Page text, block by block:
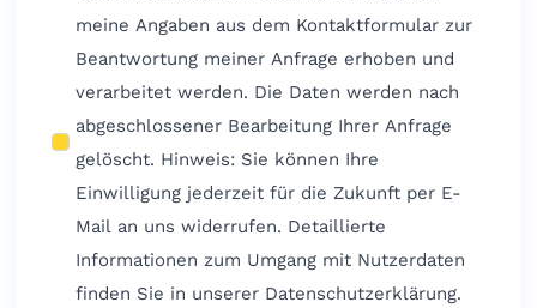
meine Angaben aus dem Kontaktformular zur
Beantwortung meiner Anfrage erhoben und
verarbeitet werden. Die Daten werden nach
abgeschlossener Bearbeitung Ihrer Anfrage
gelöscht. Hinweis: Sie können Ihre
Einwilligung jederzeit für die Zukunft per E-
Mail an uns widerrufen. Detaillierte
Informationen zum Umgang mit Nutzerdaten
finden Sie in unserer Datenschutzerklärung.